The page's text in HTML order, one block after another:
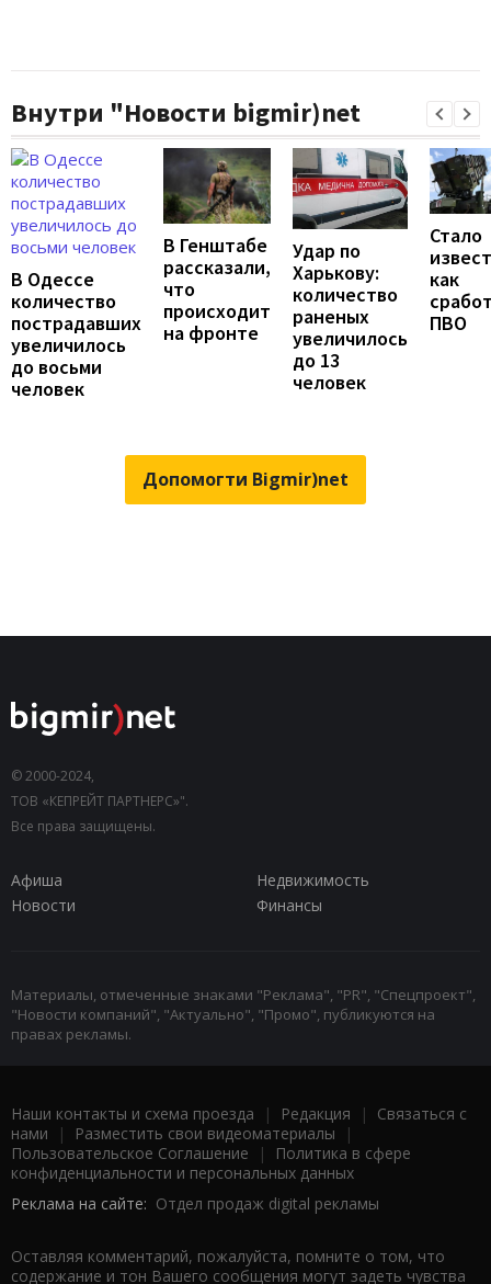
Внутри "Новости bigmir)net
В Одессе
количество
пострадавших
увеличилось
до восьми
человек
В Генштабе
рассказали,
что
происходит
на фронте
Удар по
Харькову:
количество
раненых
увеличилось
до 13
человек
Стало
как
ПВО
Допомогти Bigmir)net
© 2000-2024,
ТОВ «КЕПРЕЙТ ПАРТНЕРС»".
Все права защищены.
Афиша
Недвижимость
Новости
Финансы
Материалы, отмеченные знаками "Реклама", "PR", "Спецпроект",
"Новости компаний", "Актуально", "Промо", публикуются на
правах рекламы.
Наши контакты и схема проезда | Редакция | Связаться с
нами | Разместить свои видеоматериалы |
Пользовательское Соглашение |
Политика в сфере
конфиденциальности и персональных данных
Реклама на сайте: Отдел продаж digital рекламы
Оставляя комментарий, пожалуйста, помните о том, что
содержание и тон Вашего сообщения могут задеть чувства